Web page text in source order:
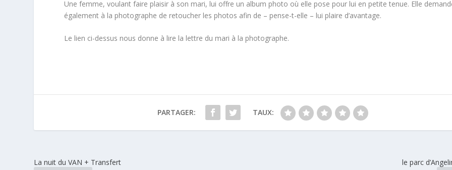
Une femme, voulant faire plaisir à son mari, lui offre un album photo où elle pose pour lui en petite tenue. Elle
également à la photographe de retoucher les photos afin de – pense-t-elle – lui plaire d’avantage.
Le lien ci-dessus nous donne à lire la lettre du mari à la photographe.
PARTAGER: TAUX:
La nuit du VAN + Transfert
le parc